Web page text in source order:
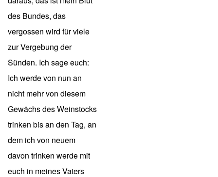
des Bundes, das
vergossen wird für viele
zur Vergebung der
Sünden. Ich sage euch:
Ich werde von nun an
nicht mehr von diesem
Gewächs des Weinstocks
trinken bis an den Tag, an
dem ich von neuem
davon trinken werde mit
euch in meines Vaters